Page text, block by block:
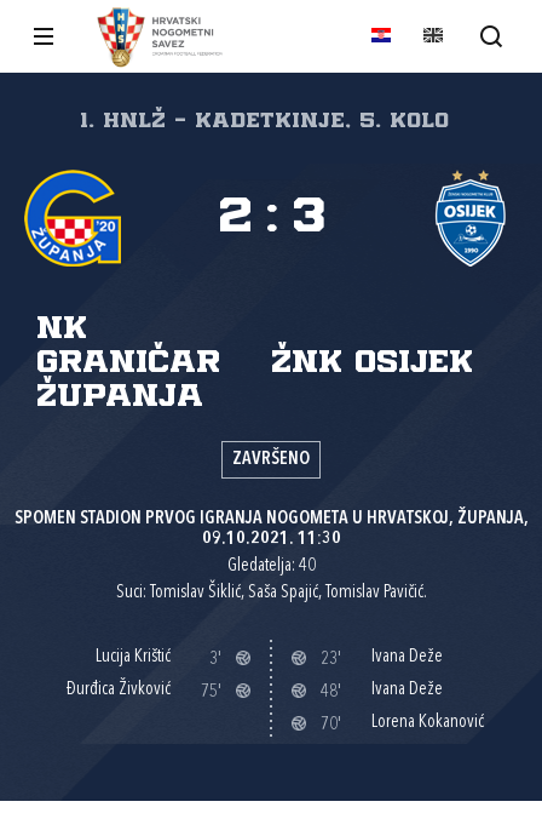
1. HNLŽ - Kadetkinje, 5. kolo
NK
Graničar
Županja
ŽNK Osijek
2 : 3
ZAVRŠENO
SPOMEN STADION PRVOG IGRANJA NOGOMETA U HRVATSKOJ, ŽUPANJA,
09.10.2021. 11:30
Gledatelja: 40
Suci: Tomislav Šiklić, Saša Spajić, Tomislav Pavičić.
Lucija Krištić
3'
Đurđica Živković
75'
23'
Ivana Deže
48'
Ivana Deže
70'
Lorena Kokanović